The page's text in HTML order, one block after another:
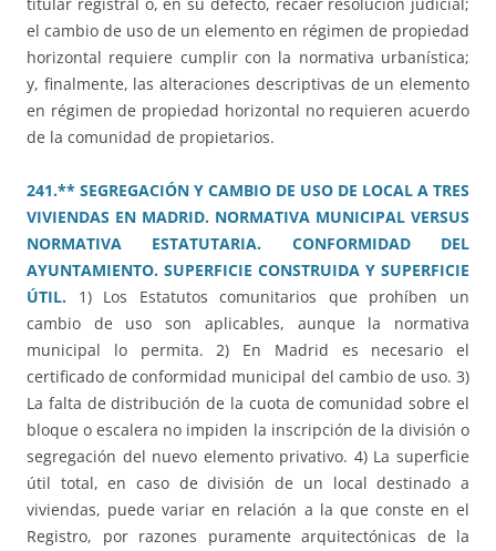
titular registral o, en su defecto, recaer resolución judicial;
el cambio de uso de un elemento en régimen de propiedad
horizontal requiere cumplir con la normativa urbanística;
y, finalmente, las alteraciones descriptivas de un elemento
en régimen de propiedad horizontal no requieren acuerdo
de la comunidad de propietarios.
241.** SEGREGACIÓN Y CAMBIO DE USO DE LOCAL A TRES
VIVIENDAS EN MADRID. NORMATIVA MUNICIPAL VERSUS
NORMATIVA ESTATUTARIA. CONFORMIDAD DEL
AYUNTAMIENTO. SUPERFICIE CONSTRUIDA Y SUPERFICIE
ÚTIL. 1) Los Estatutos comunitarios que prohíben un
cambio de uso son aplicables, aunque la normativa
municipal lo permita. 2) En Madrid es necesario el
certificado de conformidad municipal del cambio de uso. 3)
La falta de distribución de la cuota de comunidad sobre el
bloque o escalera no impiden la inscripción de la división o
segregación del nuevo elemento privativo. 4) La superficie
útil total, en caso de división de un local destinado a
viviendas, puede variar en relación a la que conste en el
Registro, por razones puramente arquitectónicas de la